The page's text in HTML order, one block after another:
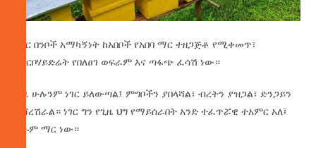
ማር በንቦች አማካኝነት ከአበቦች የአበባ ማር ተዘጋጅቶ የሚቀመጥ፣
በካርቦሃይድሬት የበለፀገ ወፍራም እና ጣፋጭ ፈሳሽ ነው።
ጊዜ ሁሉንም ነገር ይለውጣል፤ ምግቦችን ያበላሻል፣ ብረትን ያዝጋል፣ ድንጋይን
ይሸረሽራል። ነገር ግን የጊዜ ህግ የማይሰራበት አንድ ተፈጥሯዊ ተአምር አለ፤
እሱም ማር ነው።